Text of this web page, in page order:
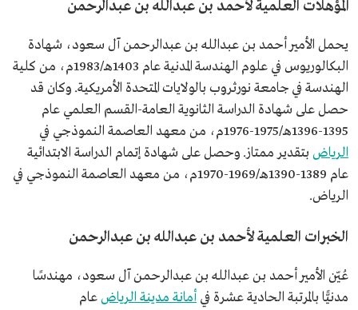
تاريخ التعيين
1422هـ/2001م.
تاريخ الإعفاء
المؤهلات العلمية لأحمد بن عبدالله بن عبدالرحمن
يحمل الأمير أحمد بن عبدالله بن عبدالرحمن آل سعود، شهادة
البكالوريوس في علوم الهندسة المدنية عام 1403هـ/1983م، من كلية
الهندسة في جامعة نورثروب بالولايات المتحدة الأمريكية. وكان قد
حصل على شهادة الدراسة الثانوية العامة-القسم العلمي عام
1395-1396هـ/1975-1976م، من معهد العاصمة النموذجي في
الرياض بتقدير ممتاز. وحصل على شهادة إتمام الدراسة الابتدائية
عام 1389-1390هـ/1969-1970م، من معهد العاصمة النموذجي في
الرياض.
الخبرات العلمية لأحمد بن عبدالله بن عبدالرحمن
عُيّن الأمير أحمد بن عبدالله بن عبدالرحمن آل سعود، مهندسًا
مدنيًّا بالمرتبة الحادية عشرة في أمانة مدينة الرياضعام